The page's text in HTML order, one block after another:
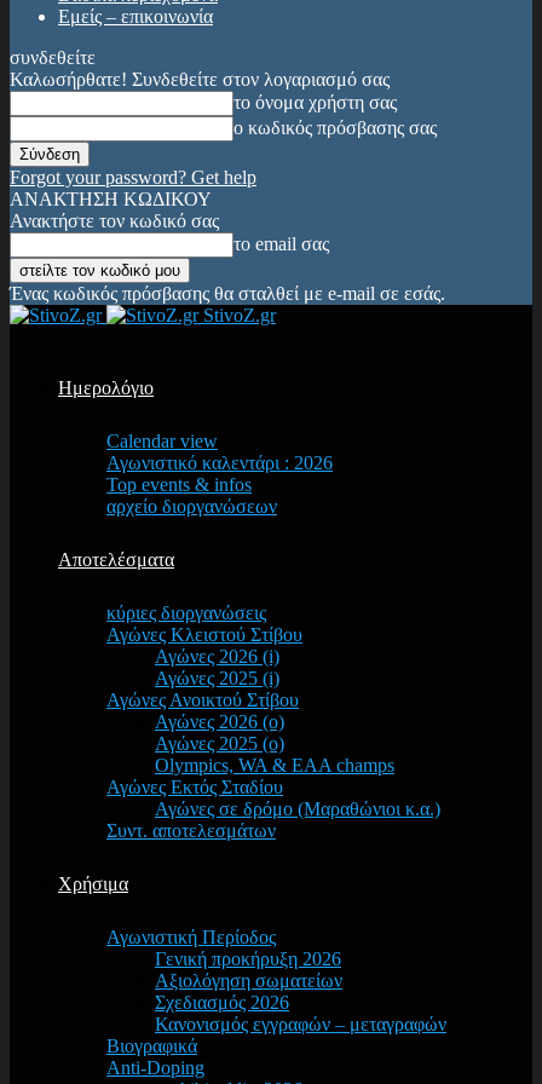
Εμείς – επικοινωνία
συνδεθείτε
Καλωσήρθατε! Συνδεθείτε στον λογαριασμό σας
το όνομα χρήστη σας
ο κωδικός πρόσβασης σας
Forgot your password? Get help
ΑΝΑΚΤΗΣΗ ΚΩΔΙΚΟΥ
Ανακτήστε τον κωδικό σας
το email σας
Ένας κωδικός πρόσβασης θα σταλθεί με e-mail σε εσάς.
StivoZ.gr
Ημερολόγιο
Calendar view
Αγωνιστικό καλεντάρι : 2026
Top events & infos
αρχείο διοργανώσεων
Αποτελέσματα
κύριες διοργανώσεις
Αγώνες Κλειστού Στίβου
Αγώνες 2026 (i)
Αγώνες 2025 (i)
Αγώνες Ανοικτού Στίβου
Αγώνες 2026 (o)
Αγώνες 2025 (o)
Olympics, WA & EAA champs
Αγώνες Εκτός Σταδίου
Αγώνες σε δρόμο (Μαραθώνιοι κ.α.)
Συντ. αποτελεσμάτων
Χρήσιμα
Αγωνιστική Περίοδος
Γενική προκήρυξη 2026
Αξιολόγηση σωματείων
Σχεδιασμός 2026
Κανονισμός εγγραφών – μεταγραφών
Βιογραφικά
Anti-Doping